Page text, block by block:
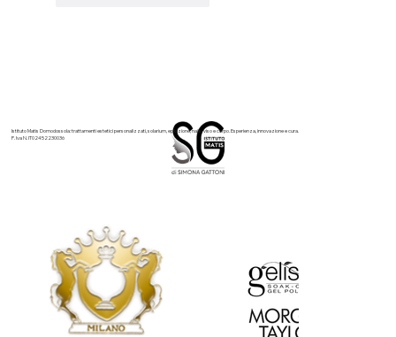
Istituto Matis Domodossola: trattamenti estetici personalizzati, solarium, epilazione, nails, viso e corpo. Esperienza, innovazione e cura.
P. Iva N. IT02452230036